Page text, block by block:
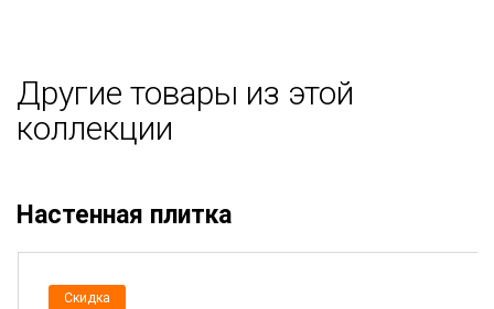
Другие товары из этой
коллекции
Настенная плитка
Скидка